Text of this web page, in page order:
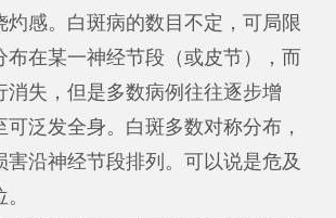
灼感。白斑病的数目不定，可局限
布在某一神经节段（或皮节），而
消失，但是多数病例往往逐步增
可泛发全身。白斑多数对称分布，
害沿神经节段排列。可以说是危及